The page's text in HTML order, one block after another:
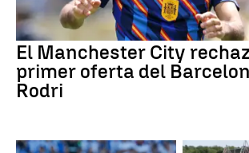
El Manchester City
primer oferta del
Rodri